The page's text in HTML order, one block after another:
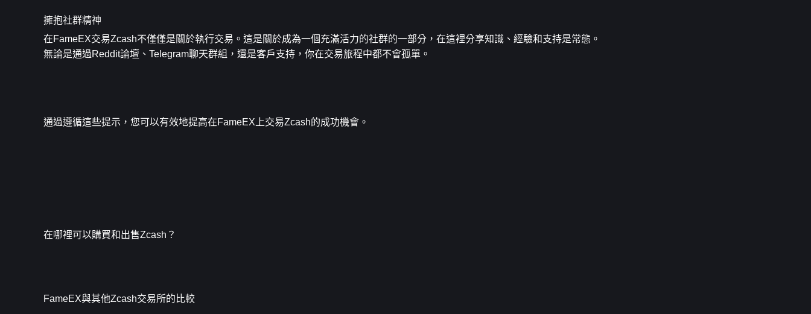
擁抱社群精神
在FameEX交易Zcash不僅僅是關於執行交易。這是關於成為一個充滿活力的社群的一部分，在這裡分享知識、經驗和支持是常態。
無論是通過Reddit論壇、Telegram聊天群組，還是客戶支持，你在交易旅程中都不會孤單。
通過遵循這些提示，您可以有效地提高在FameEX上交易Zcash的成功機會。
在哪裡可以購買和出售Zcash？
FameEX與其他Zcash交易所的比較